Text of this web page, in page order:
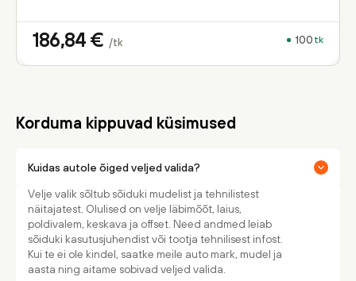
186,84 € /tk 100 tk
Korduma kippuvad küsimused
Kuidas autole õiged veljed valida?
Velje valik sõltub sõiduki mudelist ja tehnilistest
näitajatest. Olulised on velje läbimõõt, laius,
poldivalem, keskava ja offset. Need andmed leiab
sõiduki kasutusjuhendist või tootja tehnilisest infost.
Kui te ei ole kindel, saatke meile auto mark, mudel ja
aasta ning aitame sobivad veljed valida.